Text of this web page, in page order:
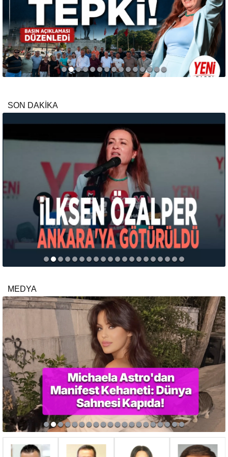
SON DAKİKA
MEDYA